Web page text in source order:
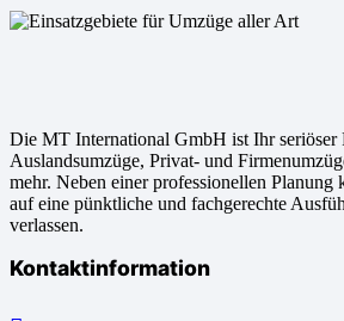
Die MT International GmbH ist Ihr seriöser
Auslandsumzüge, Privat- und
mehr. Neben einer professionellen Planung
auf eine pünktliche und fachgerechte
verlassen.
Kontaktinformation